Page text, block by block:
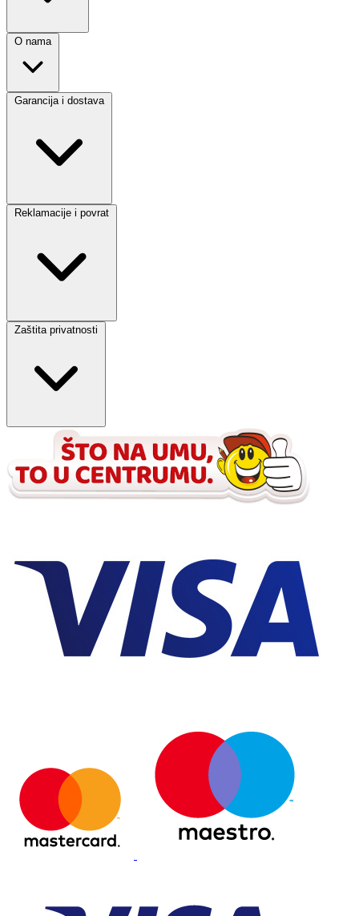
O nama
Garancija i dostava
Reklamacije i povrat
Zaštita privatnosti